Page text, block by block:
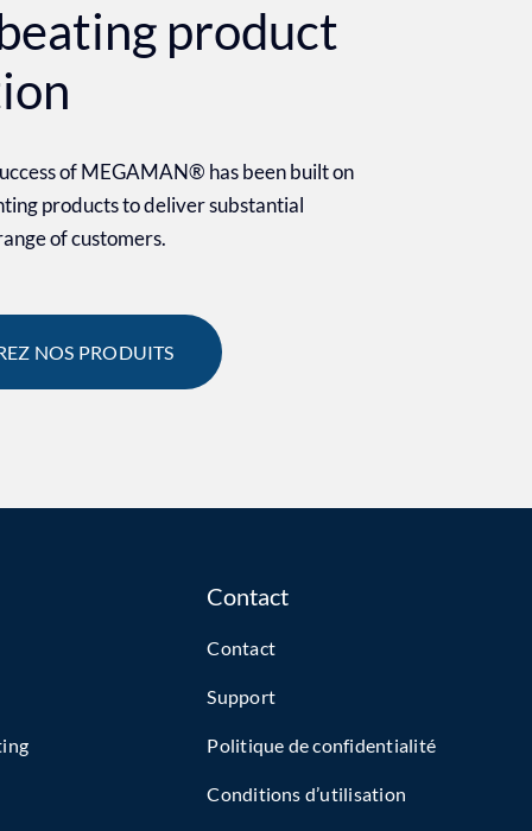
product
of MEGAMAN® has been built on
products to deliver substantial
of customers.
NOS PRODUITS
Contact
Contact
Support
Politique de confidentialité
Conditions d’utilisation